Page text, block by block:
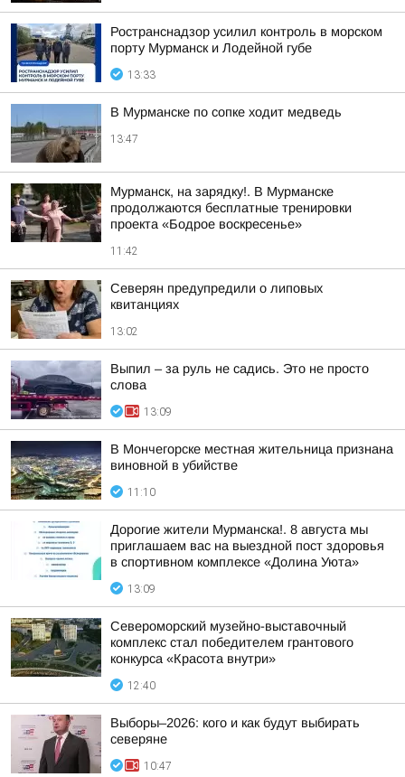
Ространснадзор усилил контроль в морском
порту Мурманск и Лодейной губе
13:33
В Мурманске по сопке ходит медведь
13:47
Мурманск, на зарядку!. В Мурманске
продолжаются бесплатные тренировки
проекта «Бодрое воскресенье»
11:42
Северян предупредили о липовых
квитанциях
13:02
Выпил – за руль не садись. Это не просто
слова
13:09
В Мончегорске местная жительница признана
виновной в убийстве
11:10
Дорогие жители Мурманска!. 8 августа мы
приглашаем вас на выездной пост здоровья
в спортивном комплексе «Долина Уюта»
13:09
Североморский музейно-выставочный
комплекс стал победителем грантового
конкурса «Красота внутри»
12:40
Выборы–2026: кого и как будут выбирать
северяне
10:47